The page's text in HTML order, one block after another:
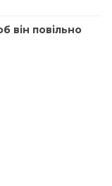
він повільно